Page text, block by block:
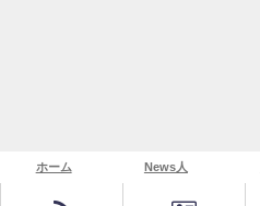
ホーム News人